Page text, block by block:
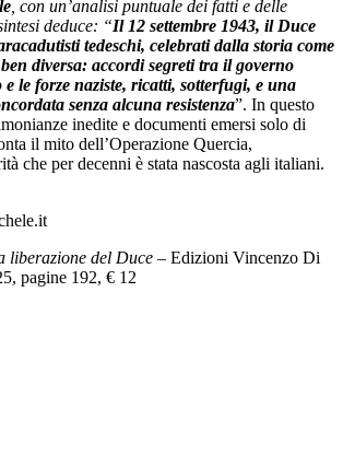
, con un’analisi puntuale dei fatti e delle
deduce: “Il 12 settembre 1943, il Duce
tedeschi, celebrati dalla storia come
diversa: accordi segreti tra il governo
le forze naziste, ricatti, sotterfugi, e una
senza alcuna resistenza”. In questo
inedite e documenti emersi solo di
il mito dell’Operazione Quercia,
che per decenni è stata nascosta agli italiani.
liberazione del Duce – Edizioni Vincenzo Di
pagine 192, € 12